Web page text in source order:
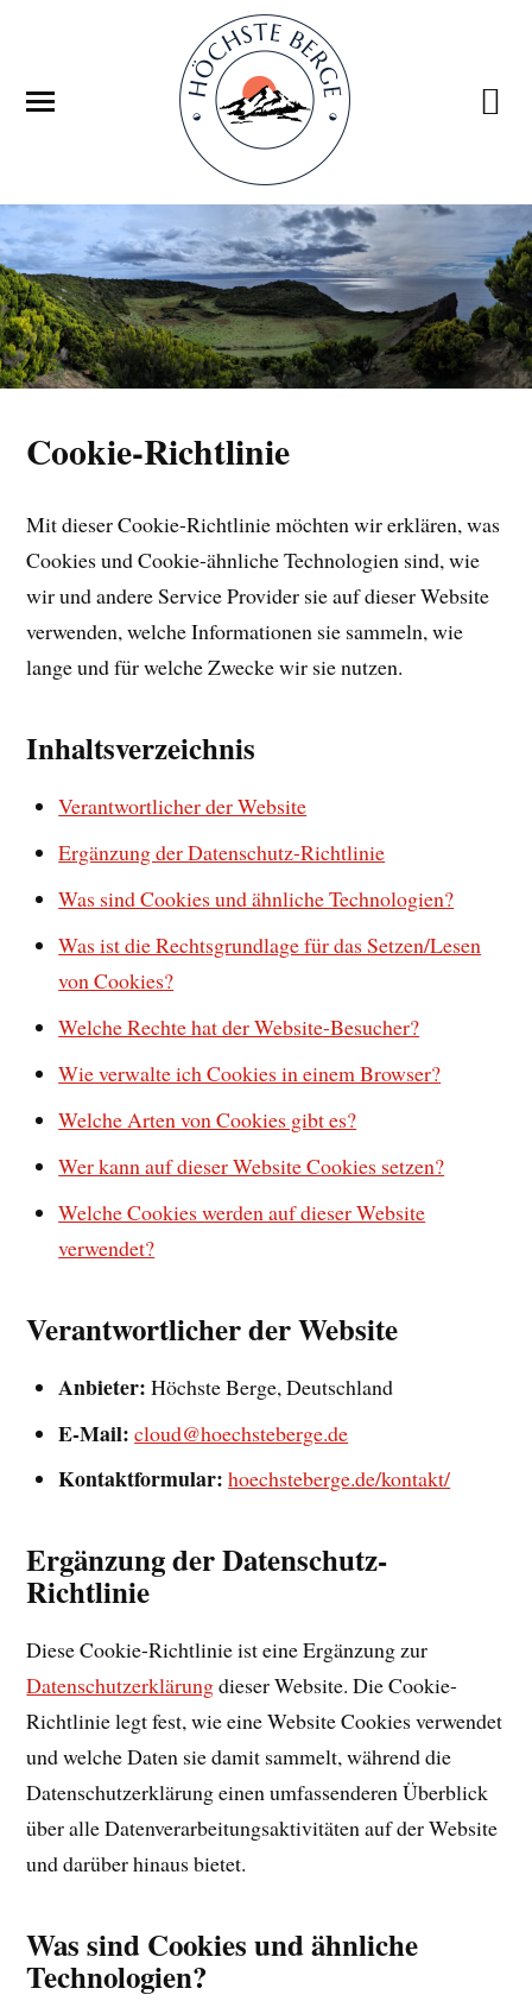
Cookie-Richtlinie
Mit dieser Cookie-Richtlinie möchten wir erklären, was
Cookies und Cookie-ähnliche Technologien sind, wie
wir und andere Service Provider sie auf dieser Website
verwenden, welche Informationen sie sammeln, wie
lange und für welche Zwecke wir sie nutzen.
Inhaltsverzeichnis
Verantwortlicher der Website
Ergänzung der Datenschutz-Richtlinie
Was sind Cookies und ähnliche Technologien?
Was ist die Rechtsgrundlage für das Setzen/Lesen
von Cookies?
Welche Rechte hat der Website-Besucher?
Wie verwalte ich Cookies in einem Browser?
Welche Arten von Cookies gibt es?
Wer kann auf dieser Website Cookies setzen?
Welche Cookies werden auf dieser Website
verwendet?
Verantwortlicher der Website
Anbieter:Höchste Berge, Deutschland
E-Mail:cloud@hoechsteberge.de
Kontaktformular:hoechsteberge.de/kontakt/
Ergänzung der Datenschutz-
Richtlinie
Diese Cookie-Richtlinie ist eine Ergänzung zur
Datenschutzerklärungdieser Website. Die Cookie-
Richtlinie legt fest, wie eine Website Cookies verwendet
und welche Daten sie damit sammelt, während die
Datenschutzerklärung einen umfassenderen Überblick
über alle Datenverarbeitungsaktivitäten auf der Website
und darüber hinaus bietet.
Was sind Cookies und ähnliche
Technologien?